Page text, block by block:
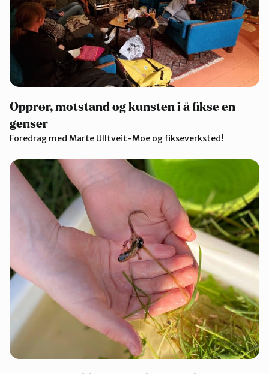
Opprør, motstand og kunsten i å fikse en
genser
Foredrag med Marte Ulltveit-Moe og fikseverksted!